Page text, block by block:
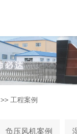
>> 工程案例
负压风机案例